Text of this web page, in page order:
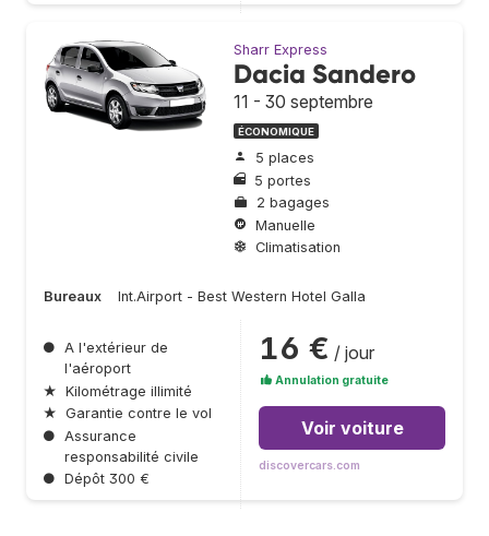
Sharr Express
Dacia Sandero
11 - 30 septembre
ÉCONOMIQUE
5 places
5 portes
2 bagages
Manuelle
Climatisation
Bureaux Int.Airport - Best Western Hotel Galla
● A l'extérieur de
l'aéroport
★ Kilométrage illimité
★ Garantie contre le vol
● Assurance
responsabilité civile
● Dépôt 300 €
16 € / jour
Annulation gratuite
Voir voiture
discovercars.com